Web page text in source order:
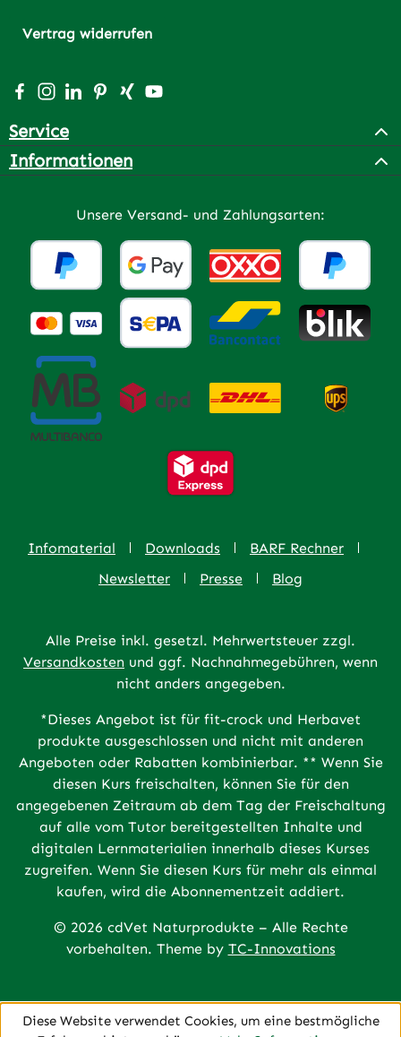
Vertrag widerrufen
Besuche uns auf Facebook – öffnet in neuem Tab
Schau auf Instagram vorbei – öffnet in neuem Tab
Vernetze dich mit uns auf LinkedIn – öffnet in
Lass dich auf Pinterest inspirieren – öffnet
Vernetze dich mit uns auf Xing – öffnet
Sieh dir unsere Videos auf YouTube
Service
Informationen
Unsere Versand- und Zahlungsarten:
Infomaterial Downloads
BARF Rechner
Newsletter
Presse Blog
Alle Preise inkl. gesetzl. Mehrwertsteuer zzgl.
Versandkosten und ggf. Nachnahmegebühren, wenn
nicht anders angegeben.
*Dieses Angebot ist für fit-crock und Herbavet
produkte ausgeschlossen und nicht mit anderen
Angeboten oder Rabatten kombinierbar. ** Wenn Sie
diesen Kurs freischalten, können Sie für den
angegebenen Zeitraum ab dem Tag der Freischaltung
auf alle vom Tutor bereitgestellten Inhalte und
digitalen Lernmaterialien innerhalb dieses Kurses
zugreifen. Wenn Sie diesen Kurs für mehr als einmal
kaufen, wird die Abonnementzeit addiert.
© 2026 cdVet Naturprodukte – Alle Rechte
vorbehalten. Theme by TC-Innovations
Diese Website verwendet Cookies, um eine bestmögliche